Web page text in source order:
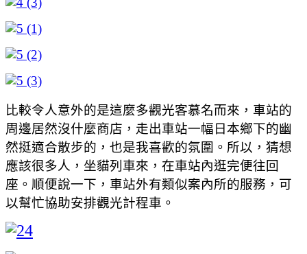
比較令人意外的是這麼多觀光客慕名而來，車站的
周邊居然沒什麼商店，走出車站一幅日本鄉下的幽
然挺適合散步的，也是我喜歡的氛圍。所以，猜想
應該很多人，坐貓列車來，在車站內逛完便往回
座。順便說一下，車站外有類似案內所的服務，可
以幫忙協助安排觀光計程車。